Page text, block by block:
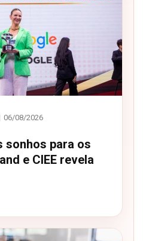
06/08/2026
sonhos para os
e CIEE revela